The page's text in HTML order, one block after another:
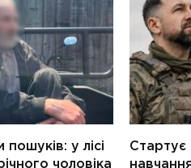
у лісі
чоловіка
Стартує